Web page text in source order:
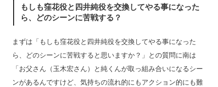
もしも窪花役と四井純役を交換してやる事になった
ら、どのシーンに苦戦する？
まずは「もしも窪花役と四井純役を交換してやる事になった
ら、どのシーンに苦戦すると思いますか？」との質問に南は
「お父さん（玉木宏さん）と純くんが取っ組み合いになるシー
ンがあるんですけど、気持ちの流れ的にもアクション的にも難